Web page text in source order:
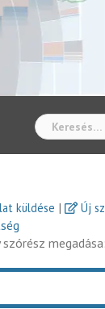
küldése |
Új
megadása: